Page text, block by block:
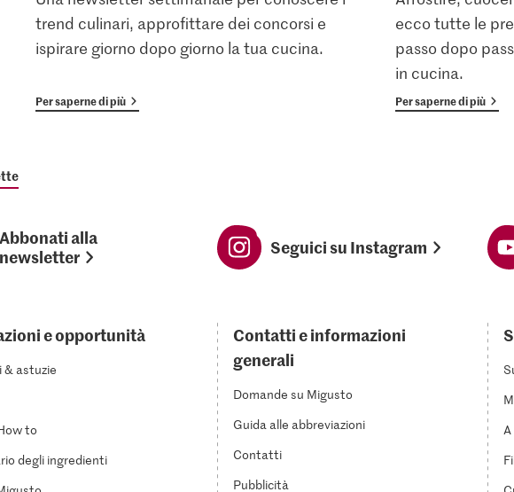
trend culinari, approfittare dei concorsi e
ispirare giorno dopo giorno la tua cucina.
Per saperne di più
ecco tutte le
passo dopo
in cucina.
Per saperne di più
Abbonati alla
newsletter
Seguici su Instagram
e opportunità
& astuzie
to
degli ingredienti
Contatti e informazioni
generali
Domande su Migusto
Guida alle abbreviazioni
Contatti
Pubblicità